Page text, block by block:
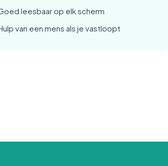
leesbaar op elk scherm
van een mens als je vastloopt